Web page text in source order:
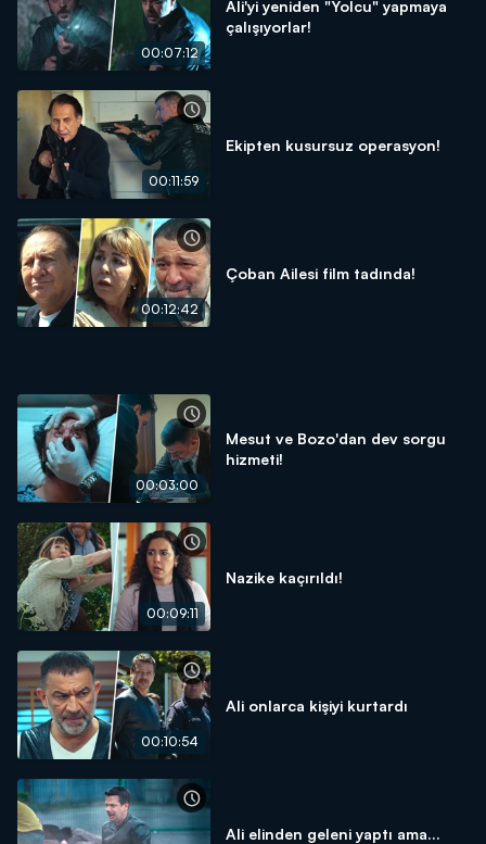
00:07:12
Ali'yi yeniden "Yolcu" yapmaya
çalışıyorlar!
00:11:59
Ekipten kusursuz operasyon!
00:12:42
Çoban Ailesi film tadında!
00:03:00
Mesut ve Bozo'dan dev sorgu
hizmeti!
00:09:11
Nazike kaçırıldı!
00:10:54
Ali onlarca kişiyi kurtardı
Ali elinden geleni yaptı ama...